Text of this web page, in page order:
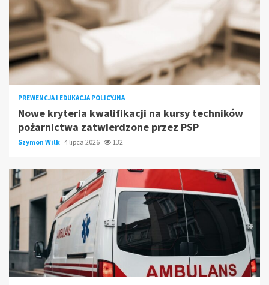
PREWENCJA I EDUKACJA POLICYJNA
Nowe kryteria kwalifikacji na kursy techników
pożarnictwa zatwierdzone przez PSP
Szymon Wilk 4 lipca 2026 132